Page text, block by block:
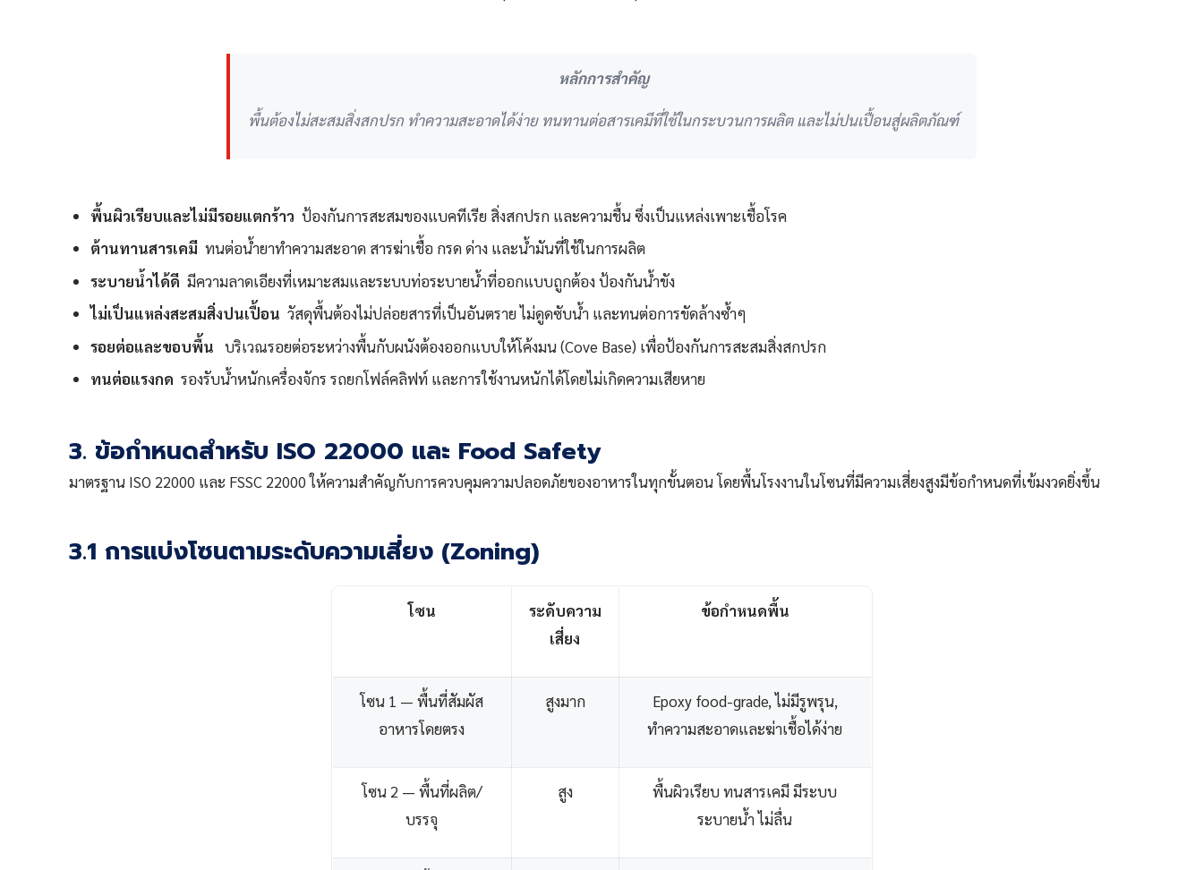
หลักการสำคัญ
พื้นต้องไม่สะสมสิ่งสกปรก ทำความสะอาดได้ง่าย ทนทานต่อสารเคมีที่ใช้ในกระบวนการผลิต และไม่ปนเปื้อนสู่ผลิตภัณฑ์
พื้นผิวเรียบและไม่มีรอยแตกร้าว ป้องกันการสะสมของแบคทีเรีย สิ่งสกปรก และความชื้น ซึ่งเป็นแหล่งเพาะเชื้อโรค
ต้านทานสารเคมี ทนต่อน้ำยาทำความสะอาด สารฆ่าเชื้อ กรด ด่าง และน้ำมันที่ใช้ในการผลิต
ระบายน้ำได้ดี มีความลาดเอียงที่เหมาะสมและระบบท่อระบายน้ำที่ออกแบบถูกต้อง ป้องกันน้ำขัง
ไม่เป็นแหล่งสะสมสิ่งปนเปื้อน วัสดุพื้นต้องไม่ปล่อยสารที่เป็นอันตราย ไม่ดูดซับน้ำ และทนต่อการขัดล้างซ้ำๆ
รอยต่อและขอบพื้น บริเวณรอยต่อระหว่างพื้นกับผนังต้องออกแบบให้โค้งมน (Cove Base) เพื่อป้องกันการสะสมสิ่งสกปรก
ทนต่อแรงกด รองรับน้ำหนักเครื่องจักร รถยกโฟล์คลิฟท์ และการใช้งานหนักได้โดยไม่เกิดความเสียหาย
3. ข้อกำหนดสำหรับ ISO 22000 และ Food Safety
มาตรฐาน ISO 22000 และ FSSC 22000 ให้ความสำคัญกับการควบคุมความปลอดภัยของอาหารในทุกขั้นตอน โดยพื้นโรงงานในโซนที่มีความเสี่ยงสูงมีข้อกำหนดที่เข้มงวดยิ่งขึ้น
3.1 การแบ่งโซนตามระดับความเสี่ยง (Zoning)
โซน
ระดับความ
เสี่ยง
ข้อกำหนดพื้น
โซน 1 — พื้นที่สัมผัส
อาหารโดยตรง
สูงมาก
Epoxy food-grade, ไม่มีรูพรุน,
ทำความสะอาดและฆ่าเชื้อได้ง่าย
โซน 2 — พื้นที่ผลิต/
บรรจุ
สูง
พื้นผิวเรียบ ทนสารเคมี มีระบบ
ระบายน้ำ ไม่ลื่น